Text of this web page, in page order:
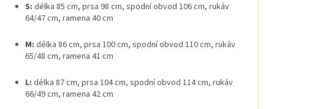
S: délka 85 cm, prsa 98 cm, spodní obvod 106 cm, rukáv
64/47 cm, ramena 40 cm
M: délka 86 cm, prsa 100 cm, spodní obvod 110 cm, rukáv
65/48 cm, ramena 41 cm
L: délka 87 cm, prsa 104 cm, spodní obvod 114 cm, rukáv
66/49 cm, ramena 42 cm